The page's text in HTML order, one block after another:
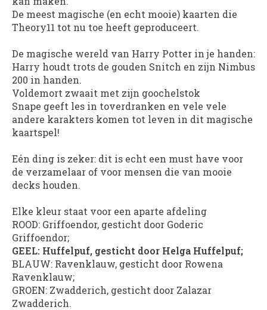
De meest magische (en echt mooie) kaarten die
Theory11 tot nu toe heeft geproduceert.
De magische wereld van Harry Potter in je handen:
Harry houdt trots de gouden Snitch en zijn Nimbus
200 in handen.
Voldemort zwaait met zijn goochelstok
Snape geeft les in toverdranken en vele vele
andere karakters komen tot leven in dit magische
kaartspel!
Eén ding is zeker: dit is echt een must have voor
de verzamelaar of voor mensen die van mooie
decks houden.
Elke kleur staat voor een aparte afdeling
ROOD: Griffoendor, gesticht door Goderic
Griffoendor;
GEEL: Huffelpuf, gesticht door Helga Huffelpuf;
BLAUW: Ravenklauw, gesticht door Rowena
Ravenklauw;
GROEN: Zwadderich, gesticht door Zalazar
Zwadderich.